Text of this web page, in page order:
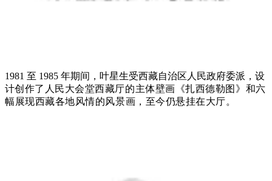
1981 至 1985 年期间，叶星生受西藏自治区人民政府委派，设
计创作了人民大会堂西藏厅的主体壁画《扎西德勒图》和六
幅展现西藏各地风情的风景画，至今仍悬挂在大厅。